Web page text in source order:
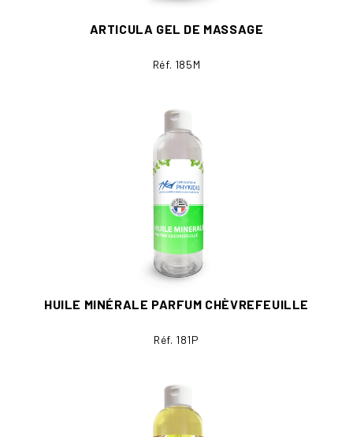
ARTICULA GEL DE MASSAGE
Réf. 185M
HUILE MINÉRALE PARFUM CHÈVREFEUILLE
Réf. 181P